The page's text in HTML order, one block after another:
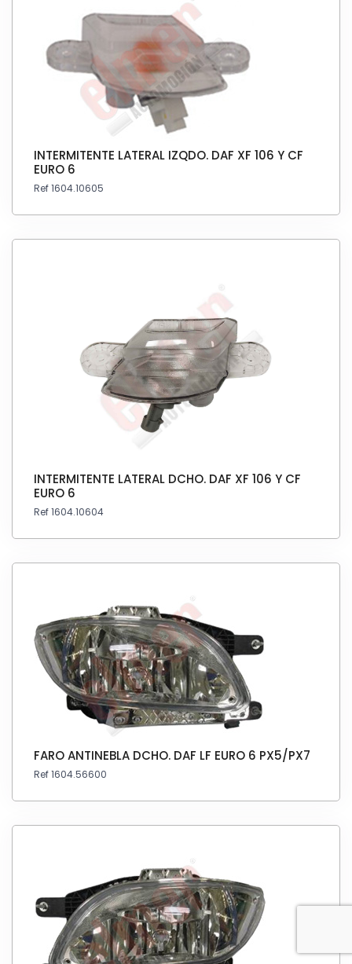
INTERMITENTE LATERAL IZQDO. DAF XF 106 Y CF
EURO 6
Ref 1604.10605
INTERMITENTE LATERAL DCHO. DAF XF 106 Y CF
EURO 6
Ref 1604.10604
FARO ANTINEBLA DCHO. DAF LF EURO 6 PX5/PX7
Ref 1604.56600